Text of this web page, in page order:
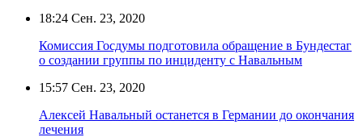
18:24 Сен. 23, 2020
Комиссия Госдумы подготовила обращение в Бундестаг
о создании группы по инциденту с Навальным
15:57 Сен. 23, 2020
Алексей Навальный останется в Германии до окончания
лечения